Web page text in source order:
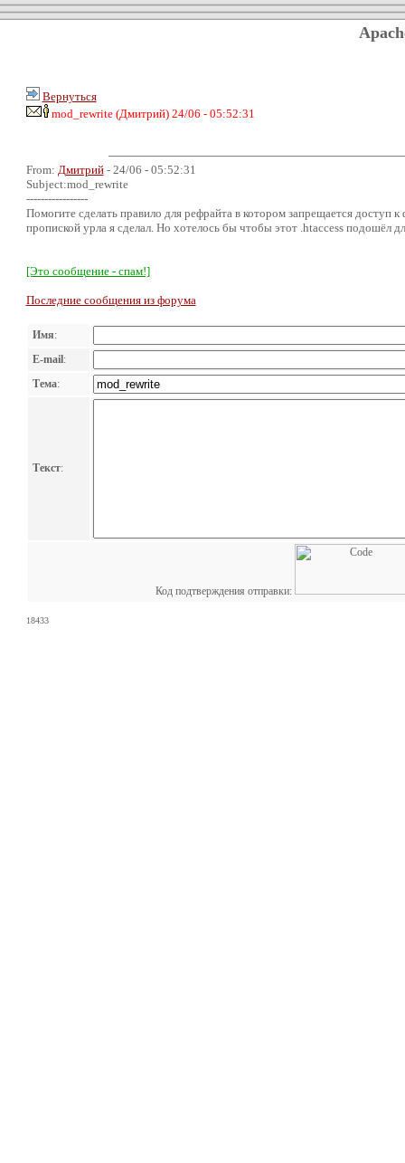
Вернуться
mod_rewrite (Дмитрий) 24/06 - 05:52:31
From: Дмитрий- 24/06 - 05:52:31
Subject:mod_rewrite
-----------------
Помогите сделать правило для рефрайта в котором запрещается доступ
пропиской урла я сделал. Но хотелось бы чтобы этот .htaccess подошёл
[Это сообщение - спам!]
Последние сообщения из форума
Имя:
E-mail:
Тема:
Текст:
Код подтверждения отправки:
18433